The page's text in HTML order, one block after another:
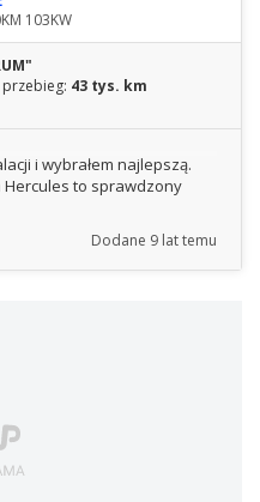
103KW
przebieg: 43 tys. km
i wybrałem najlepszą.
to sprawdzony
Dodane 9 lat temu